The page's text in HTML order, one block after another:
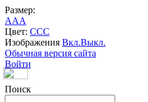
Размер:
AAA
Цвет: CCC
Изображения Вкл.Выкл.
Обычная версия сайта
Войти
Поиск